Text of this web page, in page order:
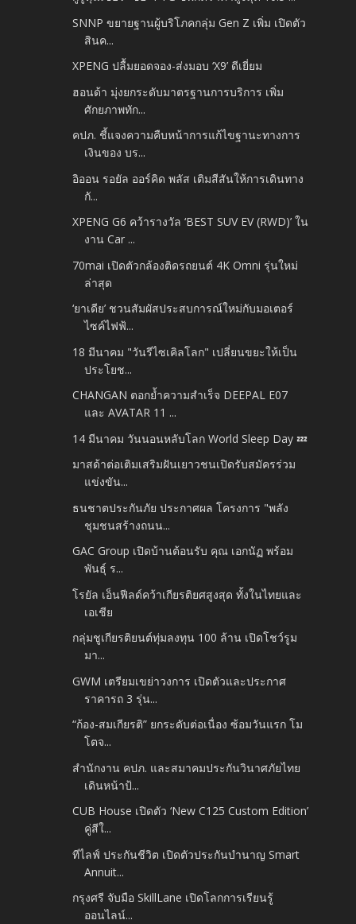
SNNP ขยายฐานผู้บริโภคกลุ่ม Gen Z เพิ่ม เปิดตัว
สินค...
XPENG ปลื้มยอดจอง-ส่งมอบ ‘X9’ ดีเยี่ยม
ฮอนด้า มุ่งยกระดับมาตรฐานการบริการ เพิ่ม
ศักยภาพทัก...
คปภ. ชี้แจงความคืบหน้าการแก้ไขฐานะทางการ
เงินของ บร...
อิออน รอยัล ออร์คิด พลัส เติมสีสันให้การเดินทาง
กั...
XPENG G6 คว้ารางวัล ‘BEST SUV EV (RWD)’ ใน
งาน Car ...
70mai เปิดตัวกล้องติดรถยนต์ 4K Omni รุ่นใหม่
ล่าสุด
‘ยาเดีย’ ชวนสัมผัสประสบการณ์ใหม่กับมอเตอร์
ไซค์ไฟฟ้...
18 มีนาคม "วันรีไซเคิลโลก" เปลี่ยนขยะให้เป็น
ประโยช...
CHANGAN ตอกย้ำความสำเร็จ DEEPAL E07
และ AVATAR 11 ...
14 มีนาคม วันนอนหลับโลก World Sleep Day 💤
มาสด้าต่อเติมเสริมฝันเยาวชนเปิดรับสมัครร่วม
แข่งขัน...
ธนชาตประกันภัย ประกาศผล โครงการ "พลัง
ชุมชนสร้างถนน...
GAC Group เปิดบ้านต้อนรับ คุณ เอกนัฏ พร้อม
พันธุ์ ร...
โรยัล เอ็นฟีลด์คว้าเกียรติยศสูงสุด ทั้งในไทยและ
เอเชีย
กลุ่มชูเกียรติยนต์ทุ่มลงทุน 100 ล้าน เปิดโชว์รูม
มา...
GWM เตรียมเขย่าวงการ เปิดตัวและประกาศ
ราคารถ 3 รุ่น...
“ก้อง-สมเกียรติ” ยกระดับต่อเนื่อง ซ้อมวันแรก โม
โตจ...
สำนักงาน คปภ. และสมาคมประกันวินาศภัยไทย
เดินหน้าป้...
CUB House เปิดตัว ‘New C125 Custom Edition’
คู่สีใ...
ทีไลฟ์ ประกันชีวิต เปิดตัวประกันบำนาญ Smart
Annuit...
กรุงศรี จับมือ SkillLane เปิดโลกการเรียนรู้
ออนไลน์...